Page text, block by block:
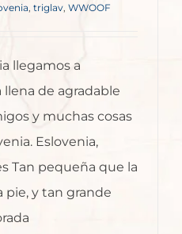
, triglav, WWOOF
llegamos a
llena de agradable
y muchas cosas
Eslovenia,
Tan pequeña que la
pie, y tan grande